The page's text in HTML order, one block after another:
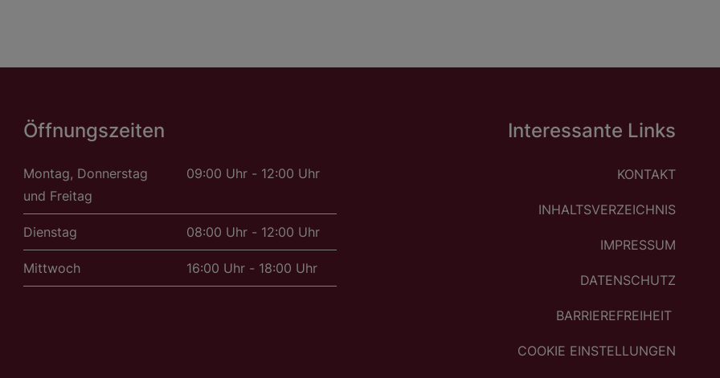
Öffnungszeiten
Montag, Donnerstag
und Freitag
09:00 Uhr - 12:00 Uhr
Dienstag 08:00 Uhr - 12:00 Uhr
Mittwoch 16:00 Uhr - 18:00 Uhr
Interessante Links
KONTAKT
INHALTSVERZEICHNIS
IMPRESSUM
DATENSCHUTZ
BARRIEREFREIHEIT
COOKIE EINSTELLUNGEN